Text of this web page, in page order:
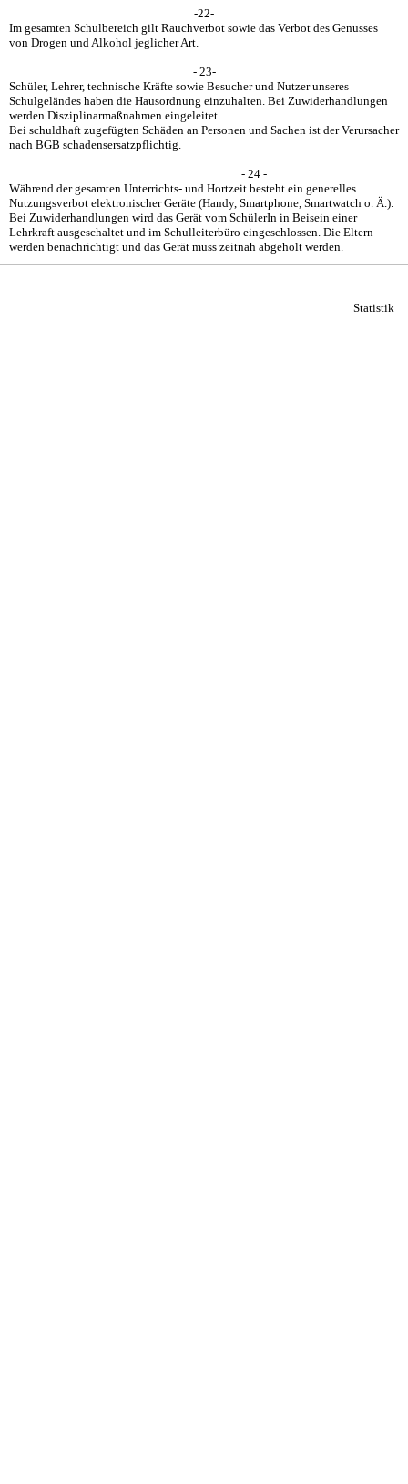
-22-
Im gesamten Schulbereich gilt Rauchverbot sowie das Verbot des Genusses
von Drogen und Alkohol jeglicher Art.
- 23-
Schüler, Lehrer, technische Kräfte sowie Besucher und Nutzer unseres
Schulgeländes haben die Hausordnung einzuhalten. Bei Zuwiderhandlungen
werden Disziplinarmaßnahmen eingeleitet.
Bei schuldhaft zugefügten Schäden an Personen und Sachen ist der Verursacher
nach BGB schadensersatzpflichtig.
- 24 -
Während der gesamten Unterrichts- und Hortzeit besteht ein generelles
Nutzungsverbot elektronischer Geräte (Handy, Smartphone, Smartwatch o. Ä.).
Bei Zuwiderhandlungen wird das Gerät vom SchülerIn in Beisein einer
Lehrkraft ausgeschaltet und im Schulleiterbüro eingeschlossen. Die Eltern
werden benachrichtigt und das Gerät muss zeitnah abgeholt werden.
Statistik